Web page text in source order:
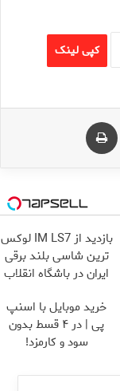
کپی لینک
اشتراک گذاری از طریق ایمیل
بازدید از IM LS7 لوکس
ترین شاسی بلند برقی
ایران در باشگاه انقلاب
خرید موبایل با اسنپ
پی | در ۴ قسط بدون
سود و کارمزد!